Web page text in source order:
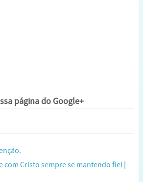
página do Google+
com Cristo sempre se mantendo fiel |